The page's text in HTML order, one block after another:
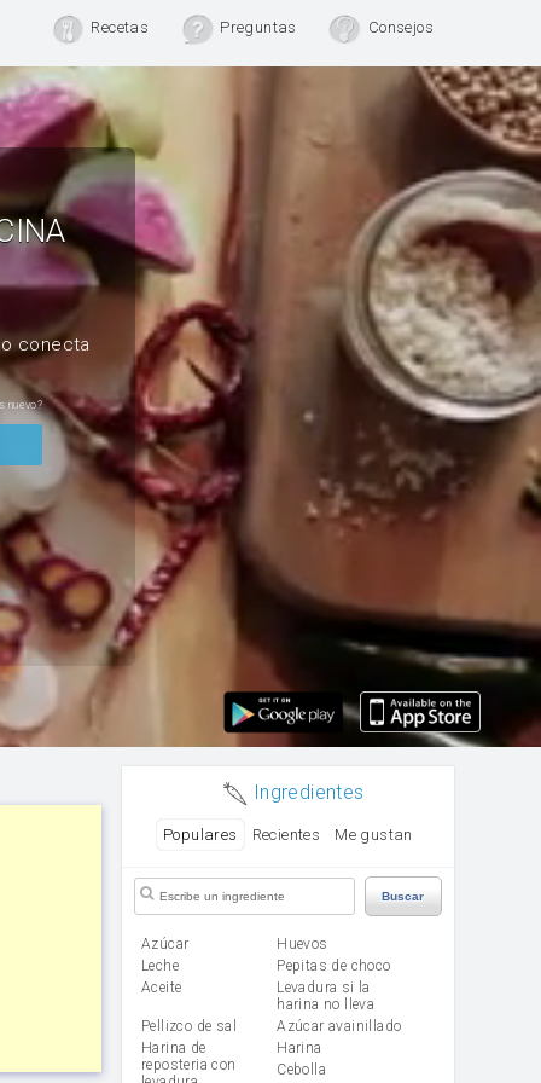
Recetas Preguntas Consejos
conecta
nuevo?
Ingredientes
Populares Recientes Me gustan
Buscar
Azúcar
huevos
leche
Pepitas de choco
aceite
Levadura si la
harina no lleva
Pellizco de sal
Azúcar avainillado
Harina de
reposteria con
harina
cebolla